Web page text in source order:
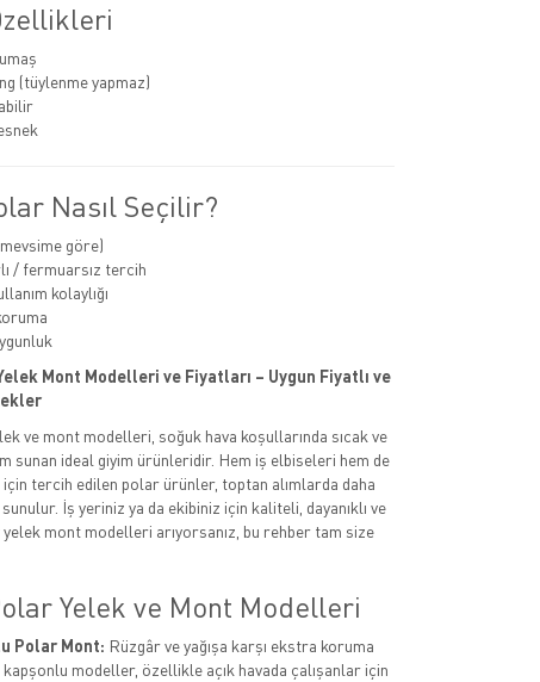
(tüylenme yapmaz)
Nasıl Seçilir?
göre)
/ fermuarsız tercih
kolaylığı
Mont Modelleri ve Fiyatları – Uygun Fiyatlı ve
ve mont modelleri, soğuk hava koşullarında sıcak ve
sunan ideal giyim ürünleridir. Hem iş elbiseleri hem de
için tercih edilen polar ürünler, toptan alımlarda daha
İş yeriniz ya da ekibiniz için kaliteli, dayanıklı ve
mont modelleri arıyorsanız, bu rehber tam size
Yelek ve Mont Modelleri
Polar Mont: Rüzgâr ve yağışa karşı ekstra koruma
kapşonlu modeller, özellikle açık havada çalışanlar için